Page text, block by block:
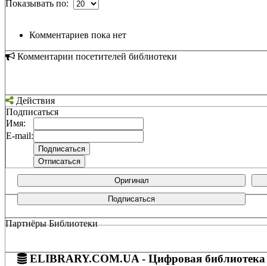
Показывать по:
Комментариев пока нет
Комментарии посетителей библиотеки
Действия
Подписаться
Имя:
E-mail:
Оригинал
Подписаться
Партнёры Библиотеки
ELIBRARY.COM.UA - Цифровая библиотека